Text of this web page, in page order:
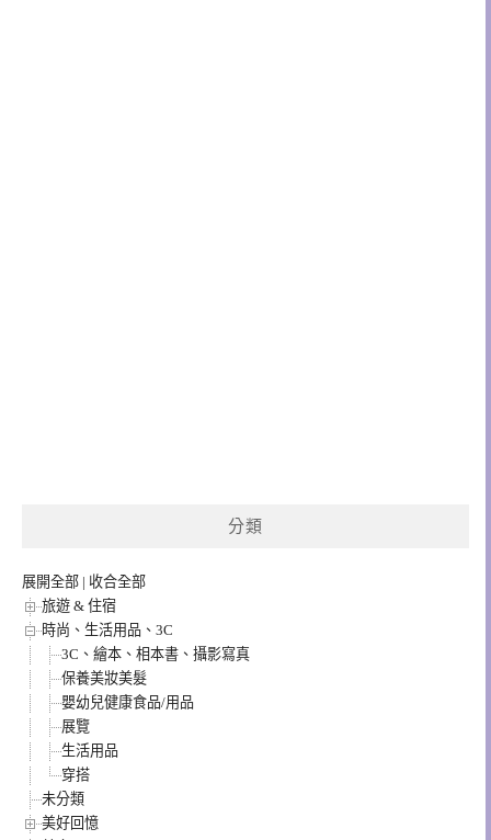
分類
展開全部 | 收合全部
旅遊 & 住宿
時尚、生活用品、3C
3C、繪本、相本書、攝影寫真
保養美妝美髮
嬰幼兒健康食品/用品
展覽
生活用品
穿搭
未分類
美好回憶